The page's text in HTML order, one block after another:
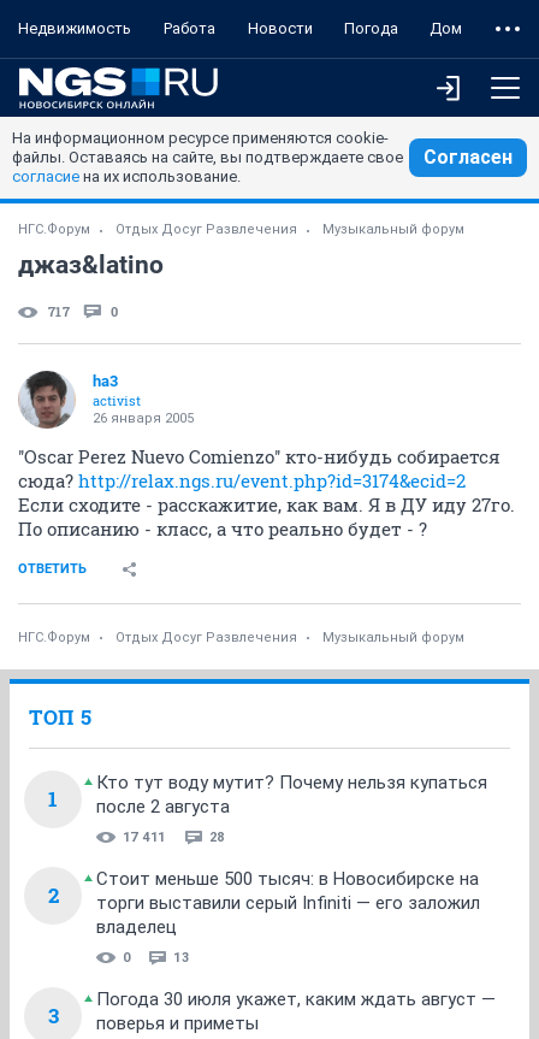
Недвижимость Работа Новости Погода Дом
На информационном ресурсе применяются cookie-
файлы. Оставаясь на сайте, вы подтверждаете свое
согласие на их использование.
Согласен
НГС.Форум Отдых Досуг Развлечения Музыкальный форум
джаз&latino
717 0
ha3
activist
26 января 2005
''Oscar Perez Nuevo Comienzo'' кто-нибудь собирается
сюда? http://relax.ngs.ru/event.php?id=3174&ecid=2
Если сходите - расскажитие, как вам. Я в ДУ иду 27го.
По описанию - класс, а что реально будет - ?
ОТВЕТИТЬ
НГС.Форум Отдых Досуг Развлечения Музыкальный форум
ТОП 5
1
Кто тут воду мутит? Почему нельзя купаться
после 2 августа
17 411 28
2
Стоит меньше 500 тысяч: в Новосибирске на
торги выставили серый Infiniti — его заложил
владелец
0 13
3
Погода 30 июля укажет, каким ждать август —
поверья и приметы